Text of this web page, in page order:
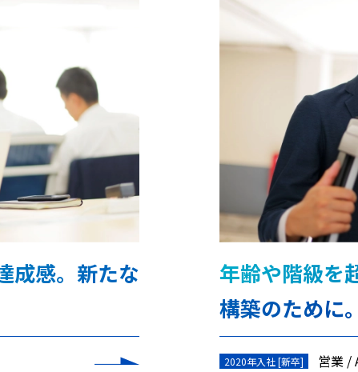
成感。新たな
年齢や階級を
構築のために。
2020年入社 [新卒] 営業